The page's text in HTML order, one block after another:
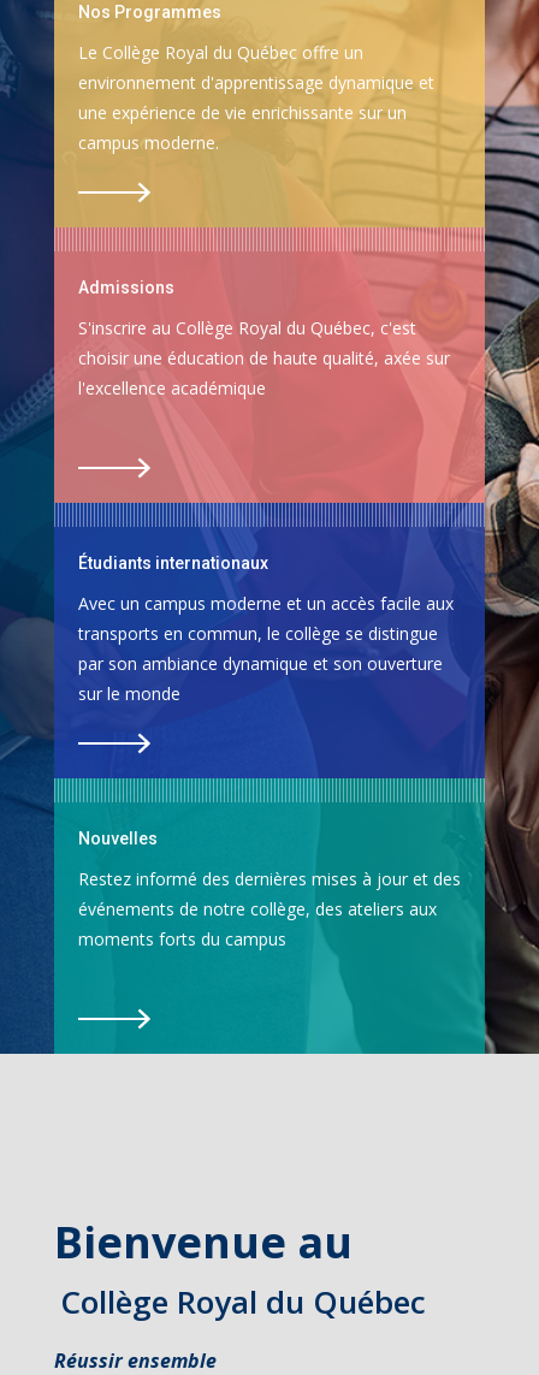
Nos Programmes
Le Collège Royal du Québec offre un
environnement d'apprentissage dynamique et
une expérience de vie enrichissante sur un
campus moderne.
Admissions
S'inscrire au Collège Royal du Québec, c'est
choisir une éducation de haute qualité, axée sur
l'excellence académique
Étudiants internationaux
Avec un campus moderne et un accès facile aux
transports en commun, le collège se distingue
par son ambiance dynamique et son ouverture
sur le monde
Nouvelles
Restez informé des dernières mises à jour et des
événements de notre collège, des ateliers aux
moments forts du campus
Bienvenue au
Collège Royal du Québec
Réussir ensemble